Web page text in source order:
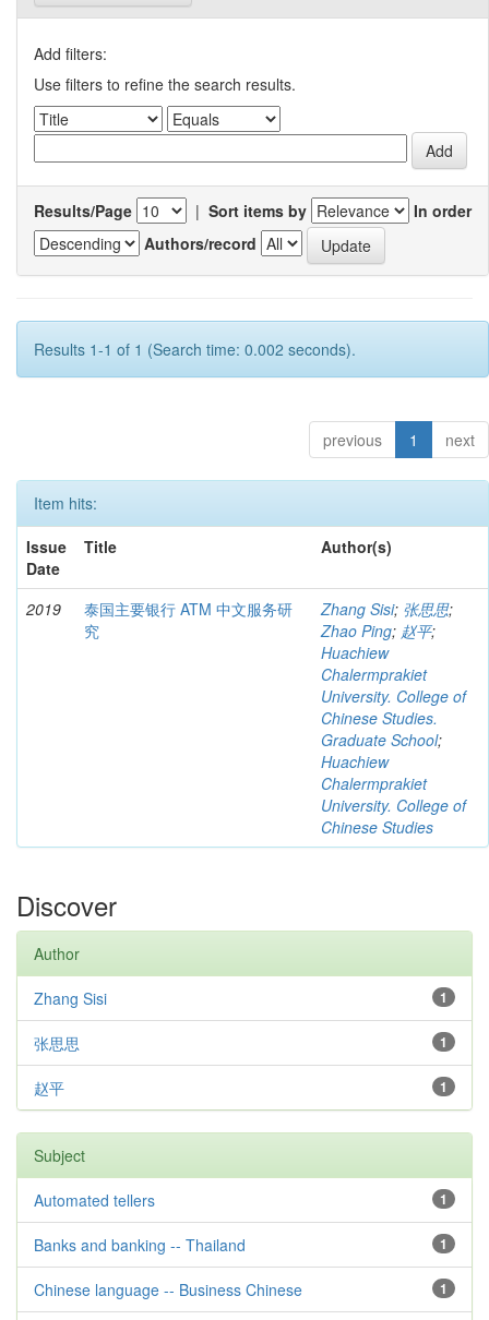
Add filters:
Use filters to refine the search results.
Results/Page | Sort items by
In order
Authors/record
Results 1-1 of 1 (Search time: 0.002 seconds).
previous 1 next
Item hits:
Issue
Date
Title Author(s)
2019
泰国主要银行 ATM 中文服务研
究
Zhang Sisi; 张思思;
Zhao Ping; 赵平;
Huachiew
Chalermprakiet
University. College of
Chinese Studies.
Graduate School;
Huachiew
Chalermprakiet
University. College of
Chinese Studies
Discover
Author
1
Zhang Sisi
1
张思思
1
赵平
Subject
1
Automated tellers
1
Banks and banking -- Thailand
1
Chinese language -- Business Chinese